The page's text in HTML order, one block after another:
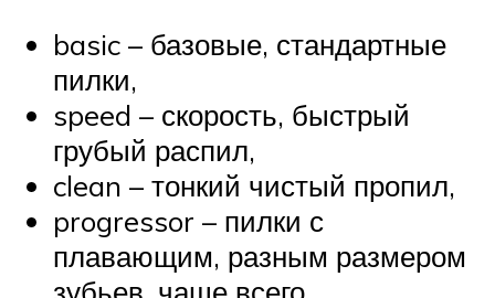
basic – базовые, стандартные
пилки,
speed – скорость, быстрый
грубый распил,
clean – тонкий чистый пропил,
progressor – пилки с
плавающим, разным размером